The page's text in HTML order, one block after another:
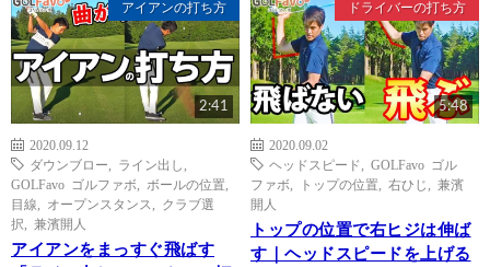
アイアンの打ち方
2:41
2020.09.12
ダウンブロー
ライン出し
GOLFavo ゴルファボ
ボールの位置
目線
オープンスタンス
クラブ選
択
兼濱開人
アイアンをまっすぐ飛ばす
ドライバーの打ち方
5:48
2020.09.02
ヘッドスピード
GOLFavo ゴル
ファボ
トップの位置 右ひじ
兼濱
開人
トップの位置で右ヒジは伸ば
す｜ヘッドスピードを上げる